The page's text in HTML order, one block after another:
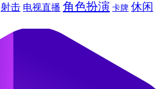
射击 电视直播 角色扮演 卡牌 休闲